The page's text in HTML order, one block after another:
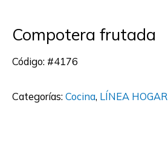
Compotera frutada
Código: #4176
Categorías: Cocina, LÍNEA HOGAR